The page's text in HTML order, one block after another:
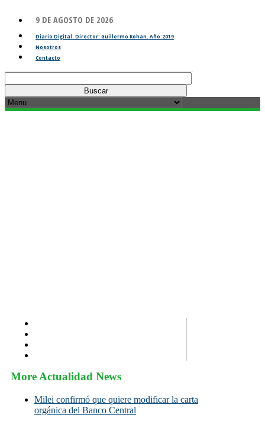
9 DE AGOSTO DE 2026
Diario Digital. Director: Guillermo Kohan. Año:2019
Nosotros
Contacto
More Actualidad News
Milei confirmó que quiere modificar la carta
orgánica del Banco Central